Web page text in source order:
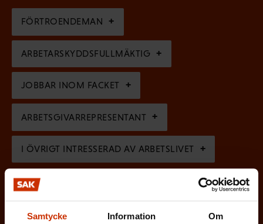
Samtycke Information Om
s
k
t
)
t
o
r
i
s
k
t
)
g
a
t
o
r
i
s
k
FÖRTROENDEMAN
ARBETARSKYDDSFULLMÄKTIG
JOBBAR INOM FACKET
ARBETSGIVARREPRESENTANT
I ÖVRIGT INTRESSERAD AV ARBETSLIVET
På vilket språk vill du ha nyhetsbrevet?